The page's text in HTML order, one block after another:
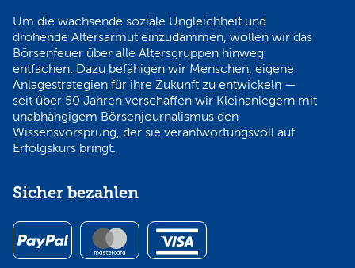
Um die wachsende soziale Ungleichheit und
drohende Altersarmut einzudämmen, wollen wir das
Börsenfeuer über alle Altersgruppen hinweg
entfachen. Dazu befähigen wir Menschen, eigene
Anlagestrategien für ihre Zukunft zu entwickeln —
seit über 50 Jahren verschaffen wir Kleinanlegern mit
unabhängigem Börsenjournalismus den
Wissensvorsprung, der sie verantwortungsvoll auf
Erfolgskurs bringt.
Sicher bezahlen